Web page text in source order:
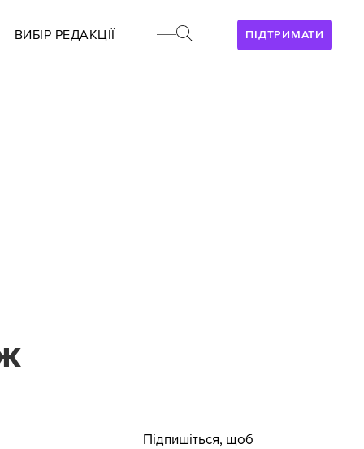
ПІДТРИМАТИ
ВИБІР РЕДАКЦІЇ
Підпишіться, щоб